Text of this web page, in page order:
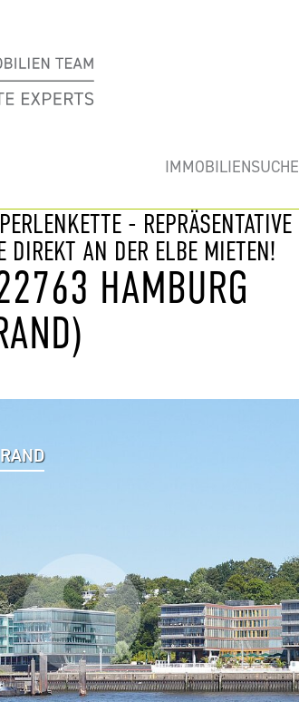
IMMOBILIENSUCHE
- REPRÄSENTATIVE
DIREKT AN DER ELBE MIETEN!
HAMBURG